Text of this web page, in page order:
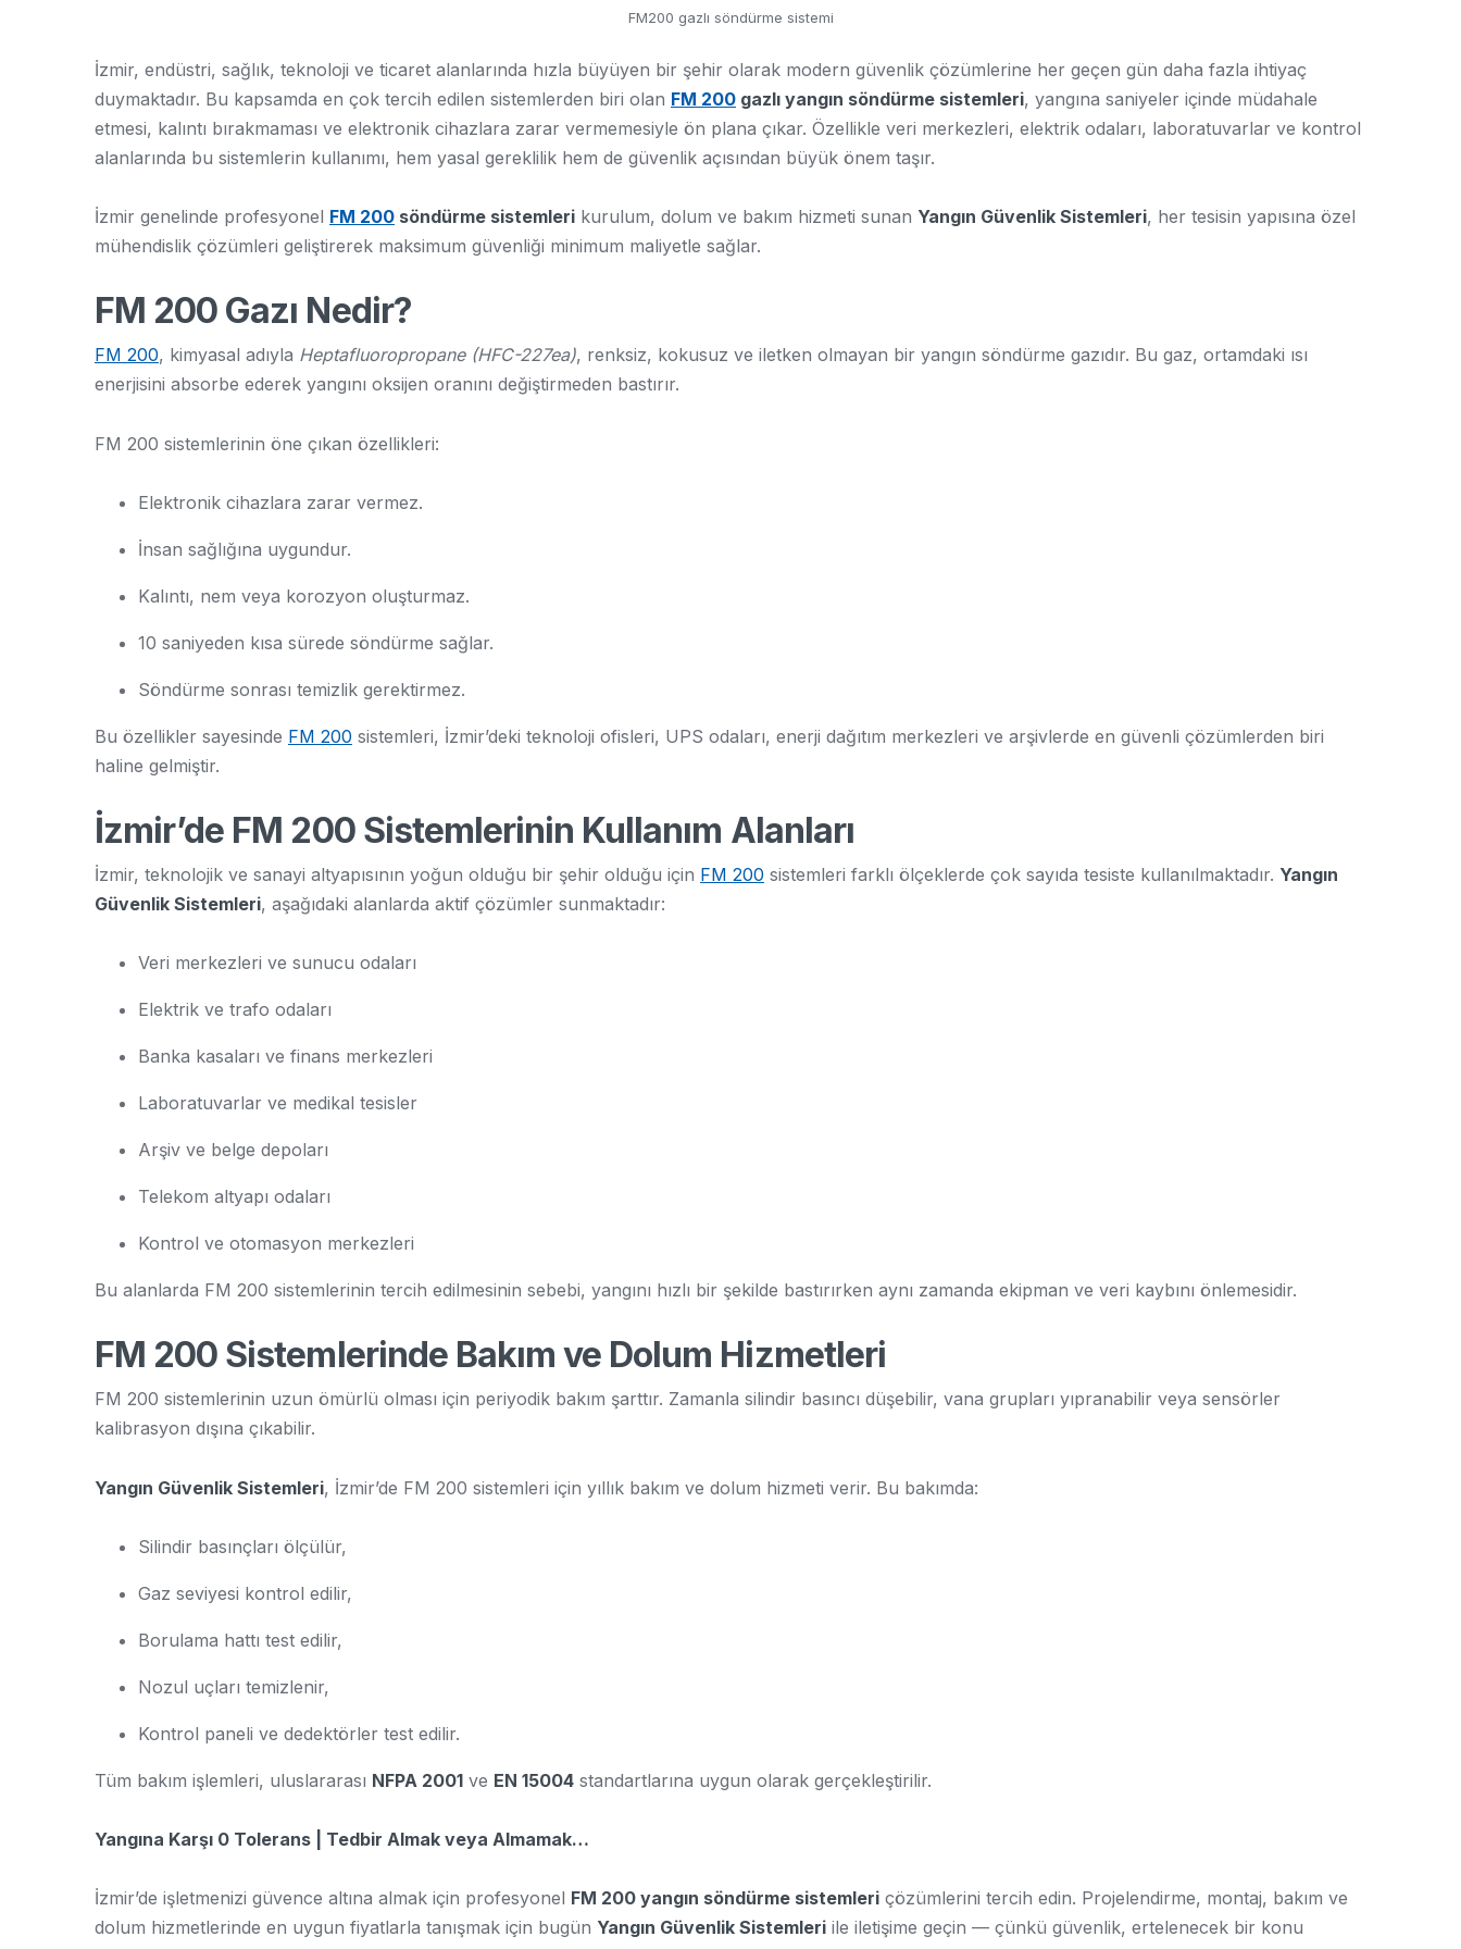
FM200 gazlı söndürme sistemi
İzmir, endüstri, sağlık, teknoloji ve ticaret alanlarında hızla büyüyen bir şehir olarak modern güvenlik çözümlerine her geçen gün daha fazla ihtiyaç
duymaktadır. Bu kapsamda en çok tercih edilen sistemlerden biri olan FM 200 gazlı yangın söndürme sistemleri, yangına saniyeler içinde müdahale
etmesi, kalıntı bırakmaması ve elektronik cihazlara zarar vermemesiyle ön plana çıkar. Özellikle veri merkezleri, elektrik odaları, laboratuvarlar ve kontrol
alanlarında bu sistemlerin kullanımı, hem yasal gereklilik hem de güvenlik açısından büyük önem taşır.
İzmir genelinde profesyonel FM 200 söndürme sistemleri kurulum, dolum ve bakım hizmeti sunan Yangın Güvenlik Sistemleri, her tesisin yapısına özel
mühendislik çözümleri geliştirerek maksimum güvenliği minimum maliyetle sağlar.
FM 200 Gazı Nedir?
FM 200, kimyasal adıyla Heptafluoropropane (HFC-227ea), renksiz, kokusuz ve iletken olmayan bir yangın söndürme gazıdır. Bu gaz, ortamdaki ısı
enerjisini absorbe ederek yangını oksijen oranını değiştirmeden bastırır.
FM 200 sistemlerinin öne çıkan özellikleri:
Elektronik cihazlara zarar vermez.
İnsan sağlığına uygundur.
Kalıntı, nem veya korozyon oluşturmaz.
10 saniyeden kısa sürede söndürme sağlar.
Söndürme sonrası temizlik gerektirmez.
Bu özellikler sayesinde FM 200 sistemleri, İzmir’deki teknoloji ofisleri, UPS odaları, enerji dağıtım merkezleri ve arşivlerde en güvenli çözümlerden biri
haline gelmiştir.
İzmir’de FM 200 Sistemlerinin Kullanım Alanları
İzmir, teknolojik ve sanayi altyapısının yoğun olduğu bir şehir olduğu için FM 200 sistemleri farklı ölçeklerde çok sayıda tesiste kullanılmaktadır. Yangın
Güvenlik Sistemleri, aşağıdaki alanlarda aktif çözümler sunmaktadır:
Veri merkezleri ve sunucu odaları
Elektrik ve trafo odaları
Banka kasaları ve finans merkezleri
Laboratuvarlar ve medikal tesisler
Arşiv ve belge depoları
Telekom altyapı odaları
Kontrol ve otomasyon merkezleri
Bu alanlarda FM 200 sistemlerinin tercih edilmesinin sebebi, yangını hızlı bir şekilde bastırırken aynı zamanda ekipman ve veri kaybını önlemesidir.
FM 200 Sistemlerinde Bakım ve Dolum Hizmetleri
FM 200 sistemlerinin uzun ömürlü olması için periyodik bakım şarttır. Zamanla silindir basıncı düşebilir, vana grupları yıpranabilir veya sensörler
kalibrasyon dışına çıkabilir.
Yangın Güvenlik Sistemleri, İzmir’de FM 200 sistemleri için yıllık bakım ve dolum hizmeti verir. Bu bakımda:
Silindir basınçları ölçülür,
Gaz seviyesi kontrol edilir,
Borulama hattı test edilir,
Nozul uçları temizlenir,
Kontrol paneli ve dedektörler test edilir.
Tüm bakım işlemleri, uluslararası NFPA 2001 ve EN 15004 standartlarına uygun olarak gerçekleştirilir.
Yangına Karşı 0 Tolerans | Tedbir Almak veya Almamak…
İzmir’de işletmenizi güvence altına almak için profesyonel FM 200 yangın söndürme sistemleri çözümlerini tercih edin. Projelendirme, montaj, bakım ve
dolum hizmetlerinde en uygun fiyatlarla tanışmak için bugün Yangın Güvenlik Sistemleri ile iletişime geçin — çünkü güvenlik, ertelenecek bir konu